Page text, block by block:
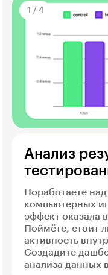
1 / 4
Анализ
Поработаете
компьютерных
эффект оказала
Поймёте, стоит
активность
Создадите
анализа данных